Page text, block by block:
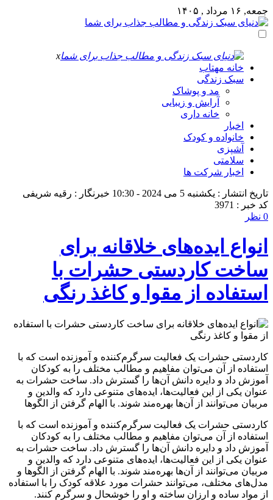
جمعه, ۱۶ مرداد , ۱۴۰۵
x
خانه مهتاب
سبک زندگی
مد و پوشاک
آرایش و زیبایی
خانه داری
اخبار
خانواده و کودک
آشپزی
سلامتی
اخبار شرکت ها
تاریخ انتشار : یکشنبه 5 می 2024 - 10:30
خبرنگار : رقیه شریفی
کد خبر : 3971
0 نظر
انواع ایده‌های خلاقانه برای
ساخت کاردستی حشرات با
استفاده از مقوا و کاغذ رنگی
کاردستی حشرات یک فعالیت سرگرم‌کننده و آموزنده است که با
استفاده از آن می‌توان مفاهیم و مطالب مختلف را به کودکان
آموزش داد و دایره دانش آن‌ها را گسترش داد. ساخت حشرات به
عنوان یکی از این فعالیت‌ها، ایده‌های متنوعی دارد که والدین و
مربیان می‌توانند از آن‌ها بهره‌مند شوند. با الهام گرفتن از الگوها
کاردستی حشرات یک فعالیت سرگرم‌کننده و آموزنده است که با
استفاده از آن می‌توان مفاهیم و مطالب مختلف را به کودکان
آموزش داد و دایره دانش آن‌ها را گسترش داد. ساخت حشرات به
عنوان یکی از این فعالیت‌ها، ایده‌های متنوعی دارد که والدین و
مربیان می‌توانند از آن‌ها بهره‌مند شوند. با الهام گرفتن از الگوها و
مدل‌های مختلف، می‌توانند حشرات مورد علاقه کودک را با استفاده
از مواد ساده و ارزان ساخته و او را خوشحال و سرگرم کنند.